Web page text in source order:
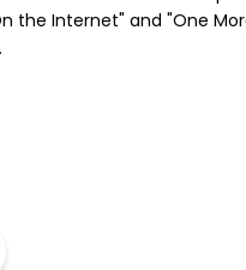
the Internet" and "One